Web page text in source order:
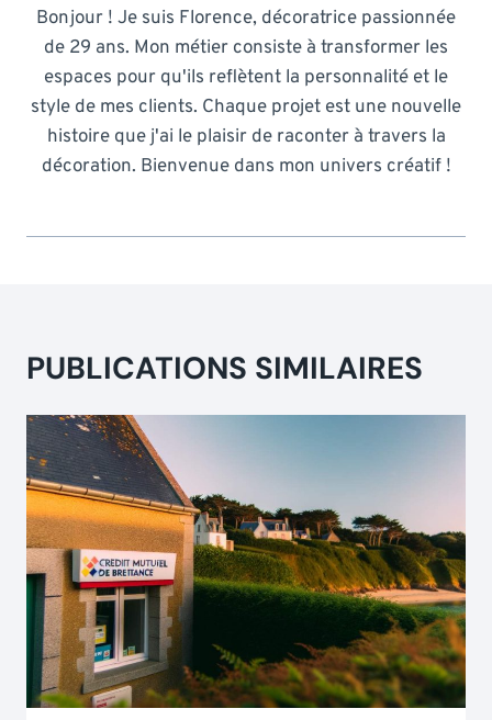
Bonjour ! Je suis Florence, décoratrice passionnée
de 29 ans. Mon métier consiste à transformer les
espaces pour qu'ils reflètent la personnalité et le
style de mes clients. Chaque projet est une nouvelle
histoire que j'ai le plaisir de raconter à travers la
décoration. Bienvenue dans mon univers créatif !
PUBLICATIONS SIMILAIRES